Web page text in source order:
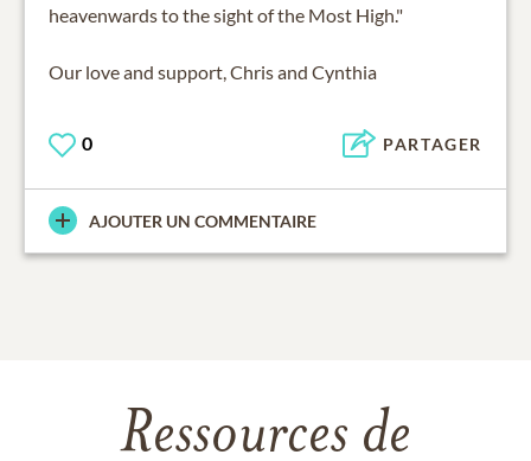
heavenwards to the sight of the Most High."
Our love and support, Chris and Cynthia
0 PARTAGER
AJOUTER UN COMMENTAIRE
Ressources de